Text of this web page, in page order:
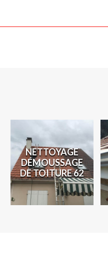
NETTOYAGE
DÉMOUSSAGE
DE TOITURE 62